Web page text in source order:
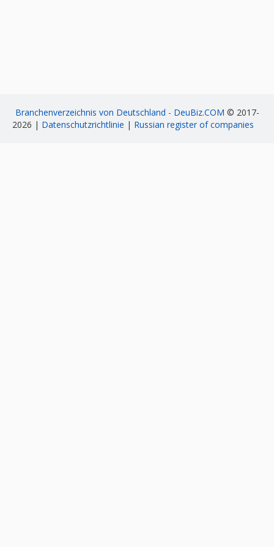
Branchenverzeichnis von Deutschland - DeuBiz.COM © 2017-
2026 | Datenschutzrichtlinie | Russian register of companies